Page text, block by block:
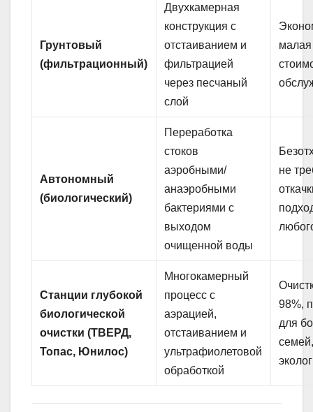
Грунтовый
(фильтрационный)
Двухкамерная
конструкция с
отстаиванием и
фильтрацией
через песчаный
слой
малая
Автономный
(биологический)
Переработка
стоков
аэробными/
анаэробными
бактериями с
выходом
очищенной воды
не
Станции глубокой
биологической
очистки (ТВЕРД,
Топас, Юнилос)
Многокамерный
процесс с
аэрацией,
отстаиванием и
ультрафиолетовой
обработкой
98%,
для